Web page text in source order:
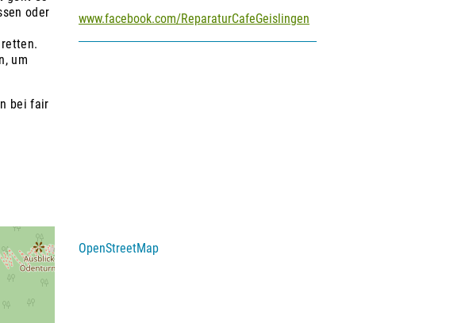
oder
um
bei fair
www.facebook.com/ReparaturCafeGeislingen
OpenStreetMap